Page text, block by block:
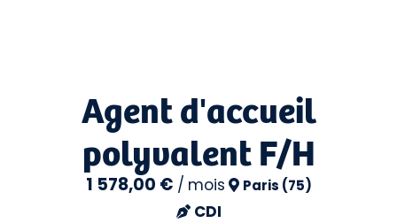
Agent d'accueil
polyvalent F/H
1 578,00 € / mois Paris (75)
CDI